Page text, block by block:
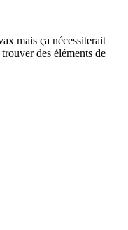
mais ça nécessiterait
des éléments de